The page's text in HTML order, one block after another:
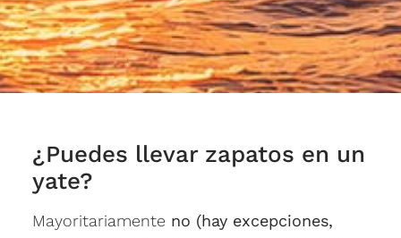
¿Puedes llevar zapatos en un
yate?
Mayoritariamente no (hay excepciones,